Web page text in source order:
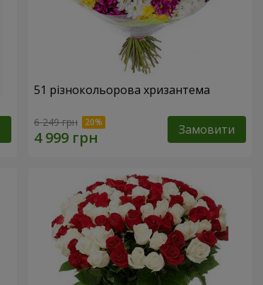
51 різнокольорова хризантема
6 249 грн Замовити